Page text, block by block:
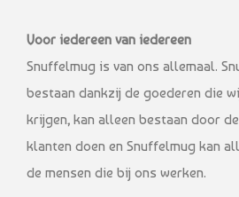
Voor iedereen van iedereen
Snuffelmug is van ons allemaal.
bestaan dankzij de goederen die
krijgen, kan alleen bestaan door
klanten doen en Snuffelmug kan
de mensen die bij ons werken.